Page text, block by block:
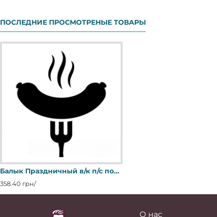
ПОСЛЕДНИЕ ПРОСМОТРЕНЫЕ ТОВАРЫ
Балык Праздничный в/к п/с порц 0,3 мд ХМР
358.40 грн/
О нас